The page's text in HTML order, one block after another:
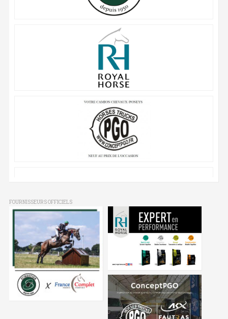
FOURNISSEURS OFFICIELS